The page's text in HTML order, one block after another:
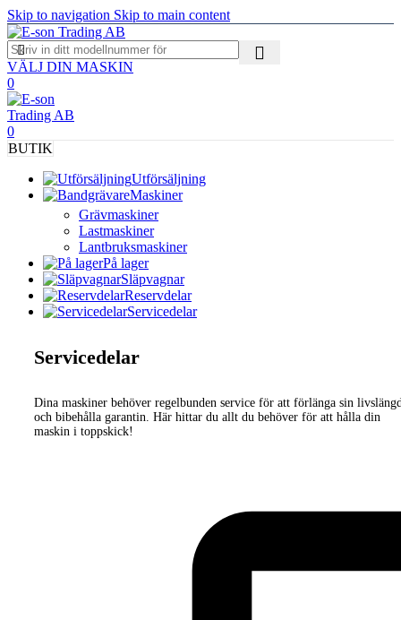
Skip to navigation Skip to main content
VÄLJ DIN MASKIN
0
0
BUTIK
Utförsäljning
Maskiner
Grävmaskiner
Lastmaskiner
Lantbruksmaskiner
På lager
Släpvagnar
Reservdelar
Servicedelar
Servicedelar
Dina maskiner behöver regelbunden service för att förlänga sin
och bibehålla garantin. Här hittar du allt du behöver för att hålla din
maskin i toppskick!